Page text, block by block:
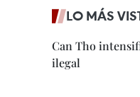
LO MÁS
Can Tho
ilegal